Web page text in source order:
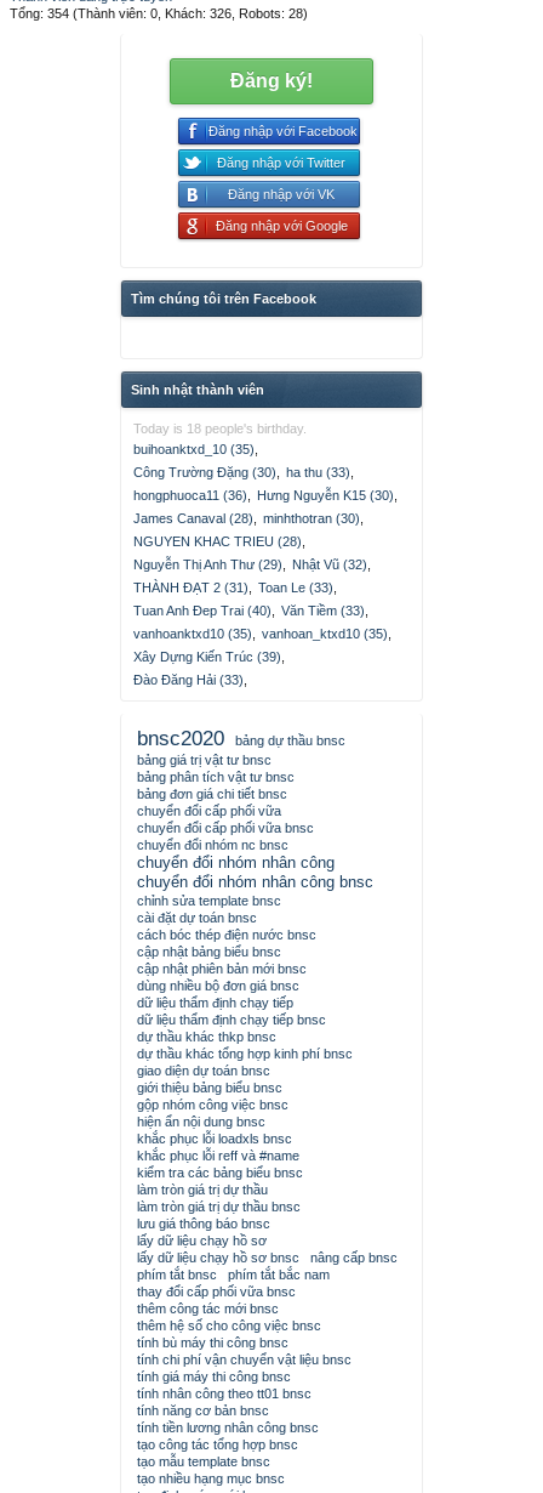
Tổng: 354 (Thành viên: 0, Khách: 326, Robots: 28)
Đăng ký!
Đăng nhập với Facebook
Đăng nhập với Twitter
Đăng nhập với VK
Đăng nhập với Google
Tìm chúng tôi trên Facebook
Sinh nhật thành viên
Today is 18 people's birthday.
buihoanktxd_10 (35)
Công Trường Đặng (30)
ha thu (33)
hongphuoca11 (36)
Hưng Nguyễn K15 (30)
James Canaval (28)
minhthotran (30)
NGUYEN KHAC TRIEU (28)
Nguyễn Thị Anh Thư (29)
Nhật Vũ (32)
THÀNH ĐẠT 2 (31)
Toan Le (33)
Tuan Anh Đep Trai (40)
Văn Tiềm (33)
vanhoanktxd10 (35)
vanhoan_ktxd10 (35)
Xây Dựng Kiến Trúc (39)
Đào Đăng Hải (33)
bnsc2020
bảng dự thầu bnsc
bảng giá trị vật tư bnsc
bảng phân tích vật tư bnsc
bảng đơn giá chi tiết bnsc
chuyển đổi cấp phối vữa
chuyển đổi cấp phối vữa bnsc
chuyển đổi nhóm nc bnsc
chuyển đổi nhóm nhân công
chuyển đổi nhóm nhân công bnsc
chỉnh sửa template bnsc
cài đặt dự toán bnsc
cách bóc thép điện nước bnsc
cập nhật bảng biểu bnsc
cập nhật phiên bản mới bnsc
dùng nhiều bộ đơn giá bnsc
dữ liệu thẩm định chạy tiếp
dữ liệu thẩm định chạy tiếp bnsc
dự thầu khác thkp bnsc
dự thầu khác tổng hợp kinh phí bnsc
giao diện dự toán bnsc
giới thiệu bảng biểu bnsc
gộp nhóm công việc bnsc
hiện ẩn nội dung bnsc
khắc phục lỗi loadxls bnsc
khắc phục lỗi reff và #name
kiểm tra các bảng biểu bnsc
làm tròn giá trị dự thầu
làm tròn giá trị dự thầu bnsc
lưu giá thông báo bnsc
lấy dữ liệu chạy hồ sơ
lấy dữ liệu chạy hồ sơ bnsc
nâng cấp bnsc
phím tắt bnsc
phím tắt bắc nam
thay đổi cấp phối vữa bnsc
thêm công tác mới bnsc
thêm hệ số cho công việc bnsc
tính bù máy thi công bnsc
tính chi phí vận chuyển vật liệu bnsc
tính giá máy thi công bnsc
tính nhân công theo tt01 bnsc
tính năng cơ bản bnsc
tính tiền lương nhân công bnsc
tạo công tác tổng hợp bnsc
tạo mẫu template bnsc
tạo nhiều hạng mục bnsc